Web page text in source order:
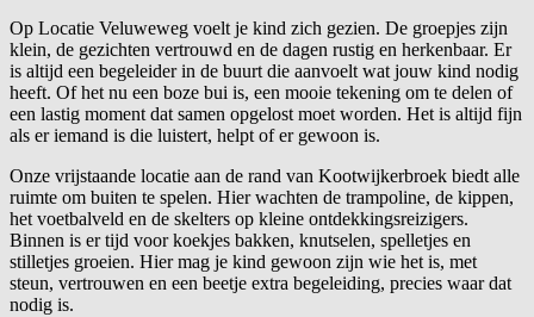
Op Locatie Veluweweg voelt je kind zich gezien. De groepjes zijn
klein, de gezichten vertrouwd en de dagen rustig en herkenbaar. Er
is altijd een begeleider in de buurt die aanvoelt wat jouw kind nodig
heeft. Of het nu een boze bui is, een mooie tekening om te delen of
een lastig moment dat samen opgelost moet worden. Het is altijd fijn
als er iemand is die luistert, helpt of er gewoon is.
Onze vrijstaande locatie aan de rand van Kootwijkerbroek biedt alle
ruimte om buiten te spelen. Hier wachten de trampoline, de kippen,
het voetbalveld en de skelters op kleine ontdekkingsreizigers.
Binnen is er tijd voor koekjes bakken, knutselen, spelletjes en
stilletjes groeien. Hier mag je kind gewoon zijn wie het is, met
steun, vertrouwen en een beetje extra begeleiding, precies waar dat
nodig is.